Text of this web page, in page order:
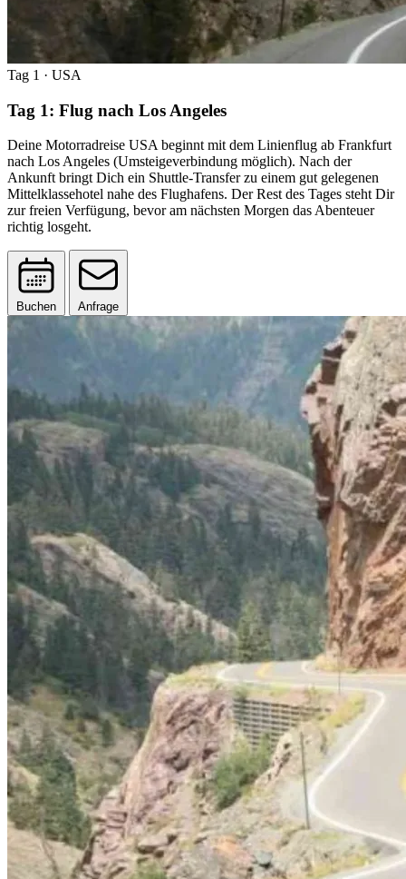
Tag 1 · USA
Tag 1: Flug nach Los Angeles
Deine Motorradreise USA beginnt mit dem Linienflug ab Frankfurt
nach Los Angeles (Umsteigeverbindung möglich). Nach der
Ankunft bringt Dich ein Shuttle-Transfer zu einem gut gelegenen
Mittelklassehotel nahe des Flughafens. Der Rest des Tages steht Dir
zur freien Verfügung, bevor am nächsten Morgen das Abenteuer
richtig losgeht.
Buchen Anfrage